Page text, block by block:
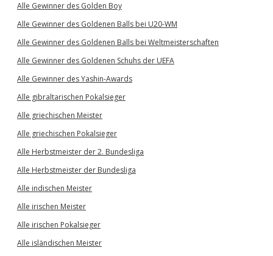
Alle Gewinner des Golden Boy
Alle Gewinner des Goldenen Balls bei U20-WM
Alle Gewinner des Goldenen Balls bei Weltmeisterschaften
Alle Gewinner des Goldenen Schuhs der UEFA
Alle Gewinner des Yashin-Awards
Alle gibraltarischen Pokalsieger
Alle griechischen Meister
Alle griechischen Pokalsieger
Alle Herbstmeister der 2. Bundesliga
Alle Herbstmeister der Bundesliga
Alle indischen Meister
Alle irischen Meister
Alle irischen Pokalsieger
Alle isländischen Meister